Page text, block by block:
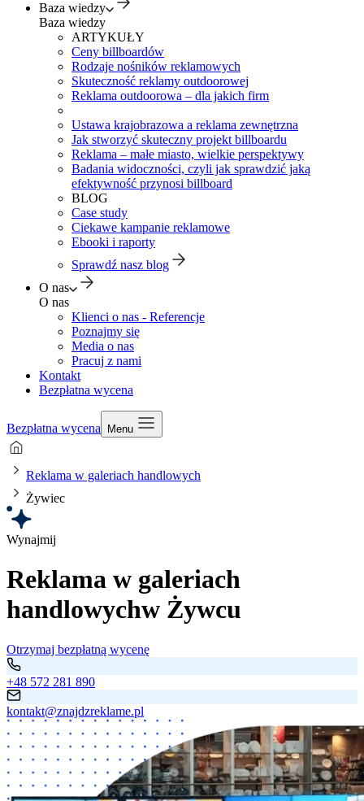
Baza wiedzy
Baza wiedzy
ARTYKUŁY
Ceny billboardów
Rodzaje nośników reklamowych
Skuteczność reklamy outdoorowej
Reklama outdoorowa – dla jakich firm
Ustawa krajobrazowa a reklama zewnętrzna
Jak stworzyć skuteczny projekt billboardu
Reklama – małe miasto, wielkie perspektywy
Badania widoczności, czyli jak sprawdzić jaką
efektywność przynosi billboard
BLOG
Case study
Ciekawe kampanie reklamowe
Ebooki i raporty
Sprawdź nasz blog
O nas
O nas
Klienci o nas - Referencje
Poznajmy się
Media o nas
Pracuj z nami
Kontakt
Bezpłatna wycena
Bezpłatna wycena Menu
Reklama w galeriach handlowych
Żywiec
Wynajmij
Reklama w galeriach
handlowychw Żywcu
Otrzymaj bezpłatną wycenę
+48 572 281 890
kontakt@znajdzreklame.pl